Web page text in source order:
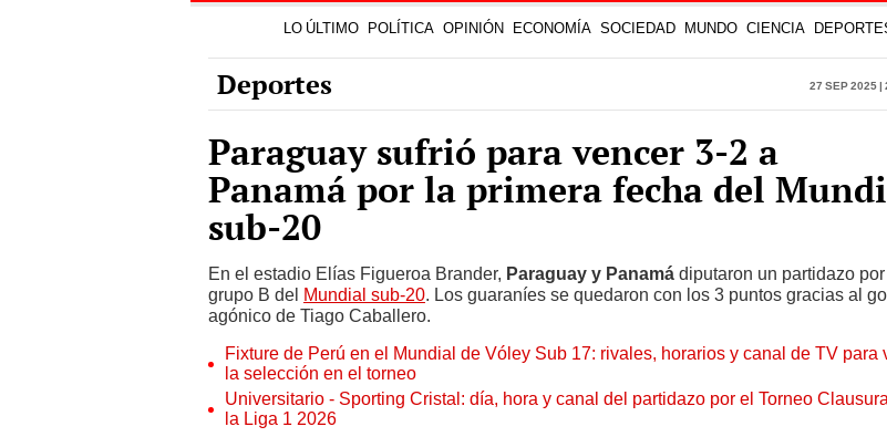
LO ÚLTIMO POLÍTICA OPINIÓN ECONOMÍA SOCIEDAD MUNDO CIENCIA
Deportes 27 Sep 2025 |
Paraguay sufrió para vencer 3-2 a
Panamá por la primera fecha del
sub-20
En el estadio Elías Figueroa Brander, Paraguay y Panamá diputaron un partidazo
grupo B del Mundial sub-20. Los guaraníes se quedaron con los 3 puntos gracias al
agónico de Tiago Caballero.
Fixture de Perú en el Mundial de Vóley Sub 17: rivales, horarios y canal de TV para
la selección en el torneo
Universitario - Sporting Cristal: día, hora y canal del partidazo por el Torneo
la Liga 1 2026